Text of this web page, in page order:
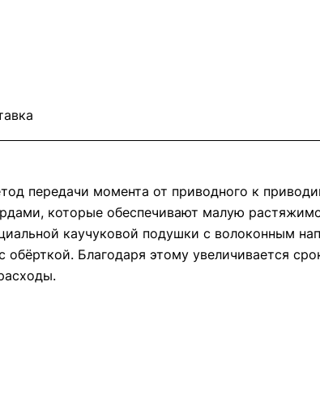
передачи момента от приводного к
которые обеспечивают малую
каучуковой подушки c волоконным
Благодаря этому увеличивается